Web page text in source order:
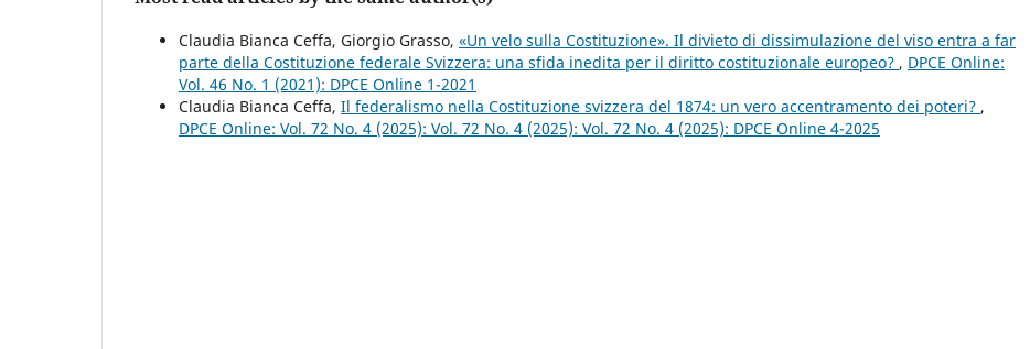
Claudia Bianca Ceffa, Giorgio Grasso, «Un velo sulla Costituzione». Il divieto di dissimulazione del viso entra a far
parte della Costituzione federale Svizzera: una sfida inedita per il diritto costituzionale europeo? , DPCE Online:
Vol. 46 No. 1 (2021): DPCE Online 1-2021
Claudia Bianca Ceffa, Il federalismo nella Costituzione svizzera del 1874: un vero accentramento dei poteri? ,
DPCE Online: Vol. 72 No. 4 (2025): Vol. 72 No. 4 (2025): Vol. 72 No. 4 (2025): DPCE Online 4-2025